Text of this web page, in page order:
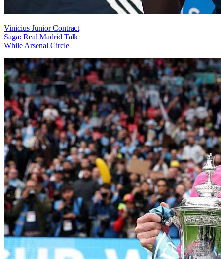
Vinicius Junior Contract
Saga: Real Madrid Talk
While Arsenal Circle